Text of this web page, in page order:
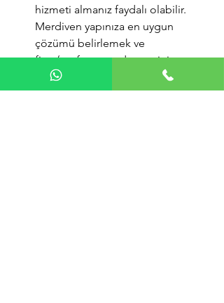
hizmeti almanız faydalı olabilir.
Merdiven yapınıza en uygun
çözümü belirlemek ve
fiyat/performans dengesini
sağlamak adına uzman
görüşlerinden yararlanmak, doğru